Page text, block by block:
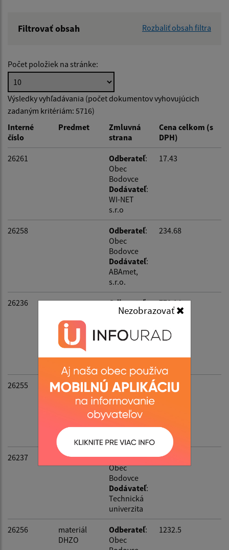
Filtrovať obsah
Rozbaliť obsah filtra
Hľadať v:
Dátum zverejnenia od:
Dátum zverejnenia do:
Suma do:
Filtrovať
Počet položiek na stránke:
Výsledky vyhľadávania (počet dokumentov vyhovujúcich
zadaným kritériám: 5716)
Interné
číslo
Predmet
Zmluvná
strana
Cena celkom (s
DPH)
26261 Odberateľ:
Obec
Bodovce
Dodávateľ:
WI-NET
s.r.o
17.43
26258 Odberateľ:
Obec
Bodovce
Dodávateľ:
ABAmet,
s.r.o.
234.68
26236 Odberateľ:
Obec
Dodávateľ:
Marius
770.14
26255 Odberateľ:
Obec
Bodovce
Dodávateľ
webex.digit
24.6
26237 Odberateľ:
Obec
Bodovce
Dodávateľ:
Technická
univerzita
89.47
26256
materiál
DHZO
Odberateľ:
Obec
1232.5
Nezobrazovať